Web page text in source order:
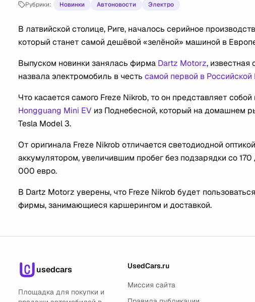
Рубрики: Новинки Автоновости Электро
В латвийской столице, Риге, началось серийное
который станет самой дешёвой «зелёной» машиной в
Выпуском новинки занялась фирма Dartz Motorz,
назвала электромобиль в честь самой первой в
Что касается самого Freze Nikrob, то он представляет
Hongguang Mini EV из Поднебесной, который на домашнем
Tesla Model 3.
От оригинала Freze Nikrob отличается светодиодной
аккумулятором, увеличившим пробег без подзарядки со
000 евро.
В Dartz Motorz уверены, что Freze Nikrob будет
фирмы, занимающиеся каршерингом и доставкой.
usedcars
Площадка для покупки и
UsedCars.ru
Миссия сайта